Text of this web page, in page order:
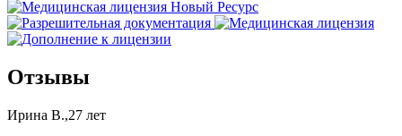
Отзывы
Ирина В.,27 лет